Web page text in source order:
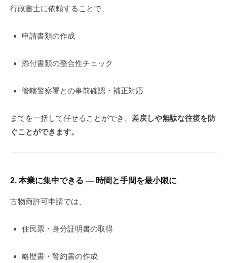
行政書士に依頼することで、
申請書類の作成
添付書類の整合性チェック
管轄警察署との事前確認・補正対応
までを一括して任せることができ、 差戻しや無駄な往復を防
ぐことができます。
2. 本業に集中できる ― 時間と手間を最小限に
古物商許可申請では、
住民票・身分証明書の取得
略歴書・誓約書の作成